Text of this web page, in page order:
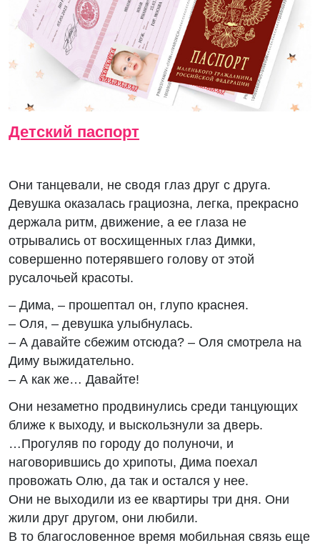
Детский паспорт
Они танцевали, не сводя глаз друг с друга.
Девушка оказалась грациозна, легка, прекрасно
держала ритм, движение, а ее глаза не
отрывались от восхищенных глаз Димки,
совершенно потерявшего голову от этой
русалочьей красоты.
– Дима, – прошептал он, глупо краснея.
– Оля, – девушка улыбнулась.
– А давайте сбежим отсюда? – Оля смотрела на
Диму выжидательно.
– А как же… Давайте!
Они незаметно продвинулись среди танцующих
ближе к выходу, и выскользнули за дверь.
…Прогуляв по городу до полуночи, и
наговорившись до хрипоты, Дима поехал
провожать Олю, да так и остался у нее.
Они не выходили из ее квартиры три дня. Они
жили друг другом, они любили.
В то благословенное время мобильная связь еще